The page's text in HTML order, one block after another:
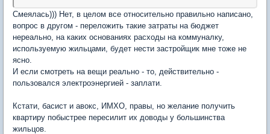
Смеялась))) Нет, в целом все относительно правильно написано,
вопрос в другом - переложить такие затраты на бюджет
нереально, на каких основаниях расходы на коммуналку,
используемую жильцами, будет нести застройщик мне тоже не
ясно.
И если смотреть на вещи реально - то, действительно -
пользовался электроэнергией - заплати.
Кстати, басист и авокс, ИМХО, правы, но желание получить
квартиру побыстрее пересилит их доводы у большинства
жильцов.